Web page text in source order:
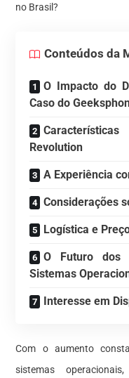
no Brasil?
Conteúdos da
O Impacto do
Caso do
Revolution
A Experiência
Considerações
Logística e
O Futuro dos
Sistemas
Interesse em
Com o aumento
sistemas